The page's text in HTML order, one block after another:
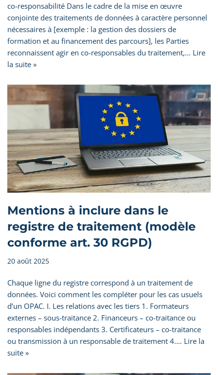
co-responsabilité Dans le cadre de la mise en œuvre
conjointe des traitements de données à caractère personnel
nécessaires à [exemple : la gestion des dossiers de
formation et au financement des parcours], les Parties
reconnaissent agir en co-responsables du traitement,… Lire
la suite »
Mentions à inclure dans le
registre de traitement (modèle
conforme art. 30 RGPD)
20 août 2025
Chaque ligne du registre correspond à un traitement de
données. Voici comment les compléter pour les cas usuels
d’un OPAC. I. Les relations avec les tiers 1. Formateurs
externes – sous-traitance 2. Financeurs – co-traitance ou
responsables indépendants 3. Certificateurs – co-traitance
ou transmission à un responsable de traitement 4.… Lire la
suite »